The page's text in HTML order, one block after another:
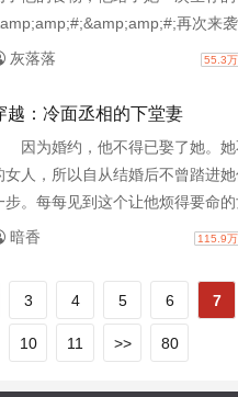
再次来
什么？想念她的味道？还是别有
灰落落 55.3
越：冷面丞相的下堂妻
因为婚约，他不得已娶了她。
女人，所以自从结婚后不曾踏进
步。每每见到这个让他烦得要命
住的想要发火，直到某一天，给
暗香 115.9
3 4 5 6 7
10 11 >> 80